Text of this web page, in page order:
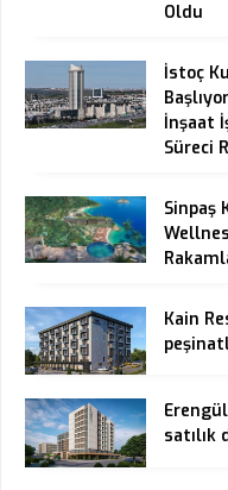
Oldu
İstoç
İnşaat
Süreci
Sinpaş
Kain
satılık